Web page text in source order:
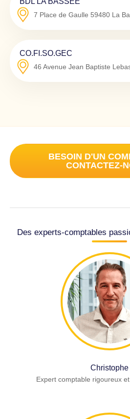
7 Place de Gaulle 59480 La
CO.FI.SO.GEC
46 Avenue Jean Baptiste
BESOIN D'UN
CONTACTEZ-
Des experts-comptables
Christophe
Expert comptable rigoureux